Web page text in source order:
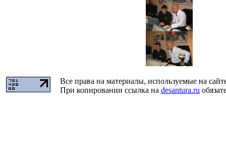
Все права на материалы, используемые на
При копировании ссылка на desantura.ru